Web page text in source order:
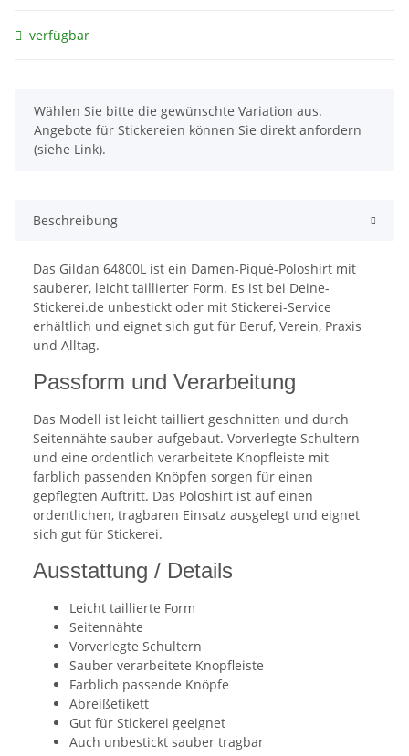
verfügbar
x
Wählen Sie bitte die gewünschte Variation aus.
Angebote für Stickereien können Sie direkt anfordern
(siehe Link).
Beschreibung
Das Gildan 64800L ist ein Damen-Piqué-Poloshirt mit
sauberer, leicht taillierter Form. Es ist bei Deine-
Stickerei.de unbestickt oder mit Stickerei-Service
erhältlich und eignet sich gut für Beruf, Verein, Praxis
und Alltag.
Passform und Verarbeitung
Das Modell ist leicht tailliert geschnitten und durch
Seitennähte sauber aufgebaut. Vorverlegte Schultern
und eine ordentlich verarbeitete Knopfleiste mit
farblich passenden Knöpfen sorgen für einen
gepflegten Auftritt. Das Poloshirt ist auf einen
ordentlichen, tragbaren Einsatz ausgelegt und eignet
sich gut für Stickerei.
Ausstattung / Details
Leicht taillierte Form
Seitennähte
Vorverlegte Schultern
Sauber verarbeitete Knopfleiste
Farblich passende Knöpfe
Abreißetikett
Gut für Stickerei geeignet
Auch unbestickt sauber tragbar